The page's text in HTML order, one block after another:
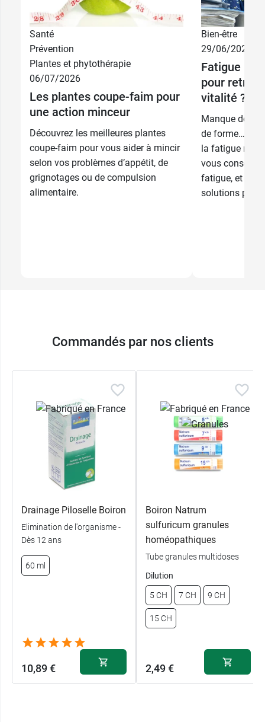
Santé
Prévention
Plantes et phytothérapie
06/07/2026
Les plantes coupe-faim pour
une action minceur
Découvrez les meilleures plantes
coupe-faim pour vous aider à mincir
selon vos problèmes d’appétit, de
grignotages ou de compulsion
alimentaire.
Bien-être
29/06/2026
Fatigue :
pour
vitalité ?
Manque de
de forme… Un
la fatigue
vous conseille
fatigue, et
solutions pour
Commandés par nos clients
Drainage Piloselle Boiron
Elimination de l'organisme -
Dès 12 ans
60 ml
10,89 €
Boiron Natrum
sulfuricum granules
homéopathiques
Tube granules multidoses
Dilution
5 CH 7 CH 9 CH
15 CH
2,49 €